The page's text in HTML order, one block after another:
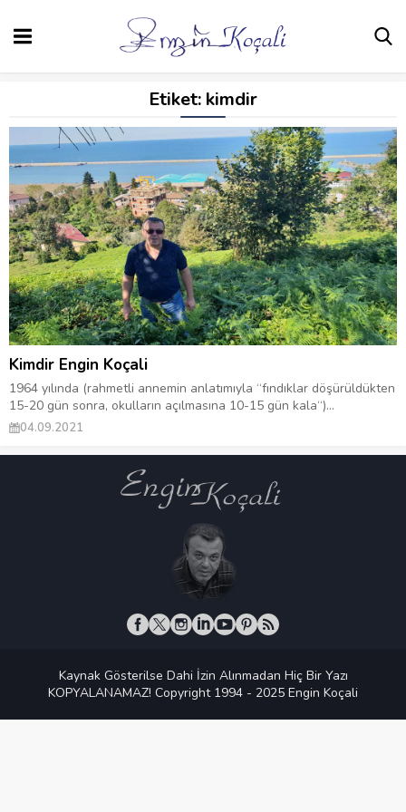
Etiket: kimdir
Kimdir Engin Koçali
1964 yılında (rahmetli annemin anlatımıyla “fındıklar döşürüldükten
15-20 gün sonra, okulların açılmasına 10-15 gün kala“)...
04.09.2021
Kaynak Gösterilse Dahi İzin Alınmadan Hiç Bir Yazı
KOPYALANAMAZ! Copyright 1994 - 2025 Engin Koçali